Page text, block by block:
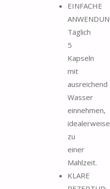
EINFACHE
Täglich
5
Kapseln
mit
ausreichend
Wasser
einnehmen,
idealerweise
zu
einer
Mahlzeit.
KLARE